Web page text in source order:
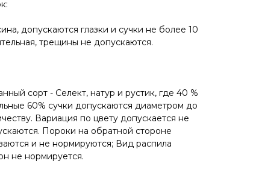
допускаются глазки и сучки не более 10
трещины не допускаются.
сорт - Селект, натур и рустик, где 40 %
60% сучки допускаются диаметром до
Вариация по цвету допускается не
Пороки на обратной стороне
и не нормируются; Вид распила
не нормируется.